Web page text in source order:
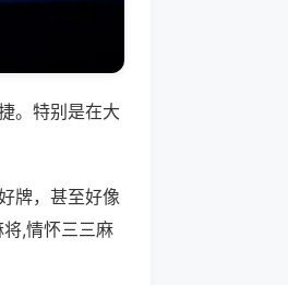
。特别是在大
牌，甚至好像
,情怀三三麻